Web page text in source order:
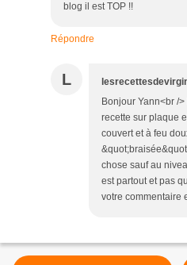
blog il est TOP !!
Répondre
L
Bonjour Yann<br /
recette sur plaque
couvert et à feu
chose sauf au
est partout et pas
votre commentaire